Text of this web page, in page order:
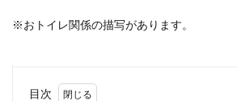
※おトイレ関係の描写があります。
目次